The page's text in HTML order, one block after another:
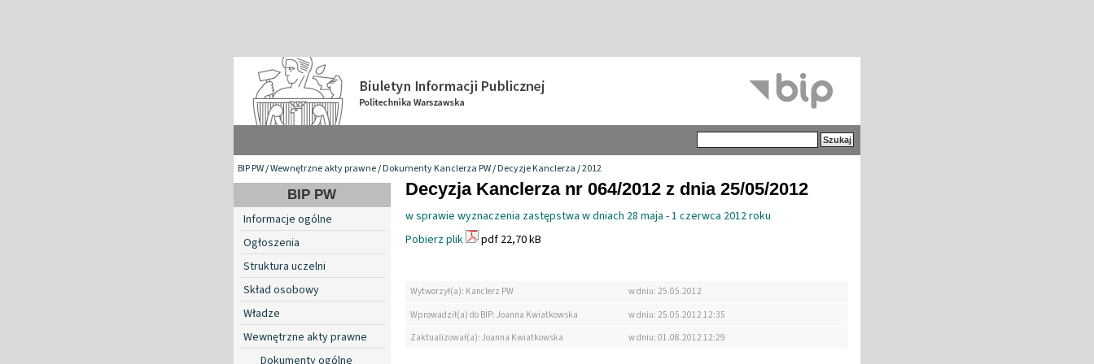
BIP PW/Wewnętrzne akty prawne/Dokumenty Kanclerza PW/Decyzje Kanclerza/2012
BIP PW
Informacje ogólne
Ogłoszenia
Struktura uczelni
Skład osobowy
Władze
Wewnętrzne akty prawne
Dokumenty ogólne
Decyzja Kanclerza nr 064/2012 z dnia 25/05/2012
w sprawie wyznaczenia zastępstwa w dniach 28 maja - 1 czerwca 2012 roku
Pobierz plik
pdf 22,70 kB
Wytworzył(a): Kanclerz PW
w dniu: 25.05.2012
Wprowadził(a) do BIP: Joanna Kwiatkowska
w dniu: 25.05.2012 12:35
Zaktualizował(a): Joanna Kwiatkowska
w dniu: 01.08.2012 12:29